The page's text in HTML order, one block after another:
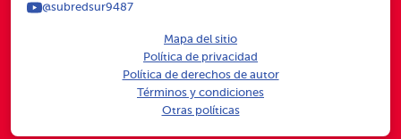
@subredsur9487
Mapa del sitio
Política de privacidad
Política de derechos de autor
Términos y condiciones
Otras políticas